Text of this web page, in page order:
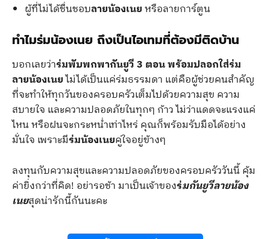
ผู้ที่ไม่ได้ชื่นชอบลายน้องเนยหรือลายการ์ตูน
ทำไมร่มน้องเนย ถึงเป็นไอเทมที่ต้องมีติดบ้าน
บอกเลยว่าร่มพับพกพากันยูวี 3 ตอน พร้อมปลอกใส่ร่ม
ลายน้องเนยไม่ได้เป็นแค่ร่มธรรมดา แต่คือผู้ช่วยคนสำคัญ
ที่จะทำให้ทุกวันของครอบครัวเต็มไปด้วยความสุข ความ
สบายใจ และความปลอดภัยในทุกๆ ก้าว ไม่ว่าแดดจะแรงแค่
ไหน หรือฝนจะกระหน่ำเท่าไหร่ คุณก็พร้อมรับมือได้อย่าง
มั่นใจ เพราะมีร่มน้องเนยคู่ใจอยู่ข้างๆ
ลงทุนกับความสุขและความปลอดภัยของครอบครัววันนี้ คุ้ม
ค่ายิ่งกว่าที่คิด! อย่ารอช้า มาเป็นเจ้าของร่มกันยูวีลายน้อง
เนยสุดน่ารักนี้กันนะคะ